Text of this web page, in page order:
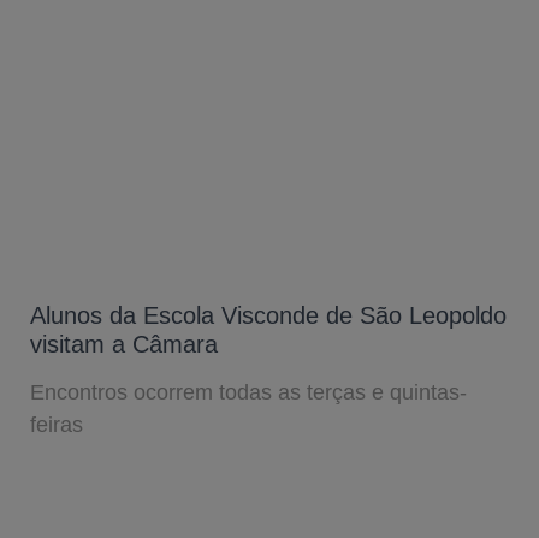
Alunos da Escola Visconde de São Leopoldo
visitam a Câmara
Encontros ocorrem todas as terças e quintas-
feiras